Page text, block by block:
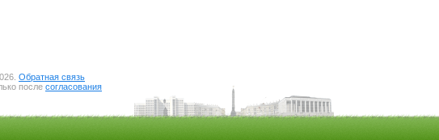
Обратная связь
после согласования